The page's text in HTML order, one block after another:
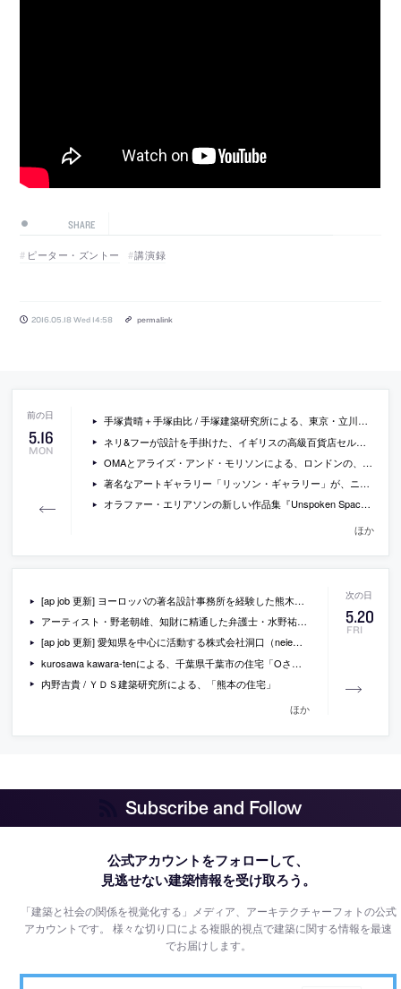
SHARE
ピーター・ズントー 講演録
2016.05.18 Wed 14:58 permalink
5.16
MON
手塚貴晴＋手塚由比 / 手塚建築研究所による、東京・立川の、ふじようちえんの新しい保育所「スマイルエッグス」の写真など
ネリ&フーが設計を手掛けた、イギリスの高級百貨店セルフリッジズの、女性向けスポーツ用品等のフロア全体のインテイリアの写真
OMAとアライズ・アンド・モリソンによる、ロンドンの、元コモンウェルス研究所ないに建つ集合住宅の写真
著名なアートギャラリー「リッソン・ギャラリー」が、ニューヨークのハイラインの高架下にオープンさせた新スペースの写真
オラファー・エリアソンの新しい作品集『Unspoken Spaces』
ほか
5.20
FRI
[ap job 更新] ヨーロッパの著名設計事務所を経験した熊木英雄率いる(株)オーガニックデザインが、設計監理スタッフを募集中
アーティスト・野老朝雄、知財に精通した弁護士・水野祐、建築家・松川昌平によるトークセッション「幾何学は誰のもの？」が開催 [2016/5/27]
[ap job 更新] 愛知県を中心に活動する株式会社洞口（neie）が、設計スタッフ募集中
kurosawa kawara-tenによる、千葉県千葉市の住宅「Oさんのための家」
内野吉貴 / ＹＤＳ建築研究所による、「熊本の住宅」
ほか
Subscribe and Follow
公式アカウントをフォローして、
見逃せない建築情報を受け取ろう。
「建築と社会の関係を視覚化する」メディア、アーキテクチャーフォトの公式
アカウントです。様々な切り口による複眼的視点で建築に関する情報を最速
でお届けします。